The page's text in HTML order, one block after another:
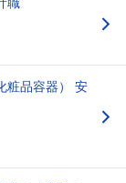
粧品容器） 安